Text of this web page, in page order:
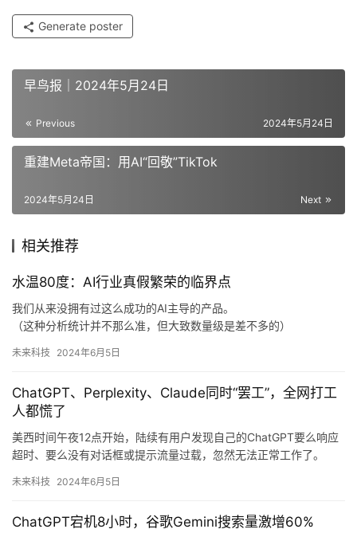
Generate poster
早鸟报｜2024年5月24日
Previous 2024年5月24日
重建Meta帝国：用AI“回敬”TikTok
Next
2024年5月24日
相关推荐
水温80度：AI行业真假繁荣的临界点
我们从来没拥有过这么成功的AI主导的产品。
（这种分析统计并不那么准，但大致数量级是差不多的）
一个是它们在本质上是一种东西，只不过一个更通用，一个更垂
蓝海的海峡
未来成功的AI产品是什么样，大致形态已经比较清楚了，从智能音
箱和Copilot这两个成功的AI产品上已经能看到足够的产品特征。
未来科技 2024年6月5日
ChatGPT、Perplexity、Claude同时“罢工”，全网打工
人都慌了
美西时间午夜12点开始，陆续有用户发现自己的ChatGPT要么响应
超时、要么没有对话框或提示流量过载，忽然无法正常工作了。
转”。”
了。
未来科技 2024年6月5日
ChatGPT宕机8小时，谷歌Gemini搜索量激增60%